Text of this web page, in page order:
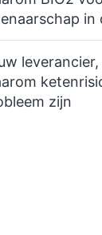
in
zijn